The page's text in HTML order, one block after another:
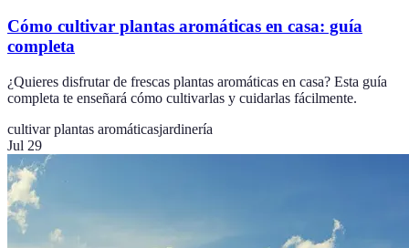
Cómo cultivar plantas aromáticas en casa: guía
completa
¿Quieres disfrutar de frescas plantas aromáticas en casa? Esta guía
completa te enseñará cómo cultivarlas y cuidarlas fácilmente.
cultivar plantas aromáticasjardinería
Jul 29